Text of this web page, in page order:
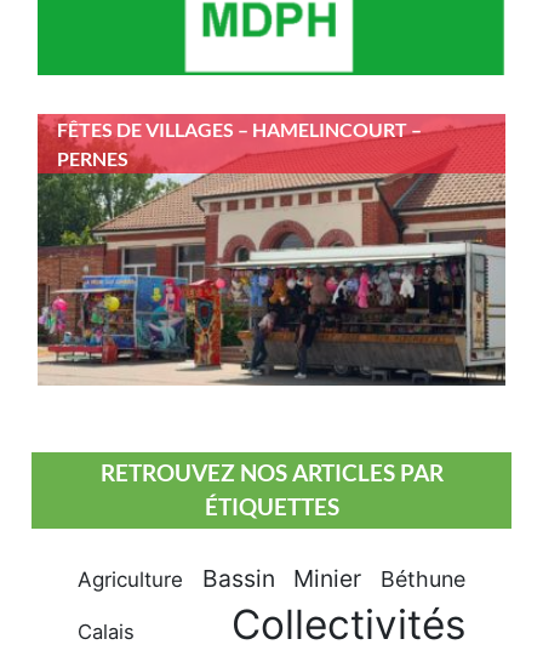
FÊTES DE VILLAGES – HAMELINCOURT –
PERNES
RETROUVEZ NOS ARTICLES PAR
ÉTIQUETTES
Agriculture Bassin Minier Béthune
Calais Collectivités